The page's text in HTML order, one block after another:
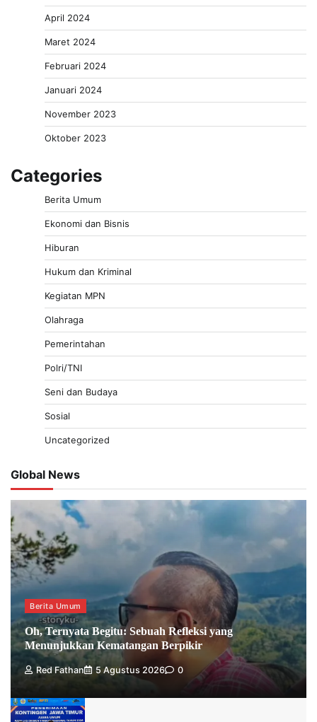
April 2024
Maret 2024
Februari 2024
Januari 2024
November 2023
Oktober 2023
Categories
Berita Umum
Ekonomi dan Bisnis
Hiburan
Hukum dan Kriminal
Kegiatan MPN
Olahraga
Pemerintahan
Polri/TNI
Seni dan Budaya
Sosial
Uncategorized
Global News
Berita Umum
Oh, Ternyata Begitu: Sebuah Refleksi yang
Menunjukkan Kematangan Berpikir
Red Fathan 5 Agustus 2026 0